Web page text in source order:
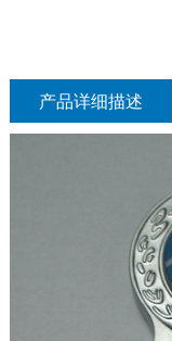
产品详细描述